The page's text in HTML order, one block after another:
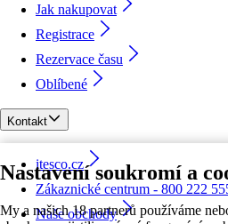
Nastavení soukromí a
My a našich 18 partnerů používáme
Jak nakupovat
Registrace
Rezervace času
Oblíbené
Kontakt
itesco.cz
Zákaznické centrum - 800 222
Naše obchody